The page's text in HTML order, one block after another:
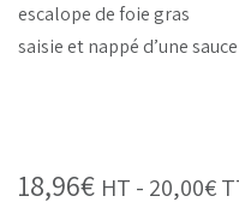
escalope de foie gras
saisie et nappé d’une
18,96€ HT - 20,00€